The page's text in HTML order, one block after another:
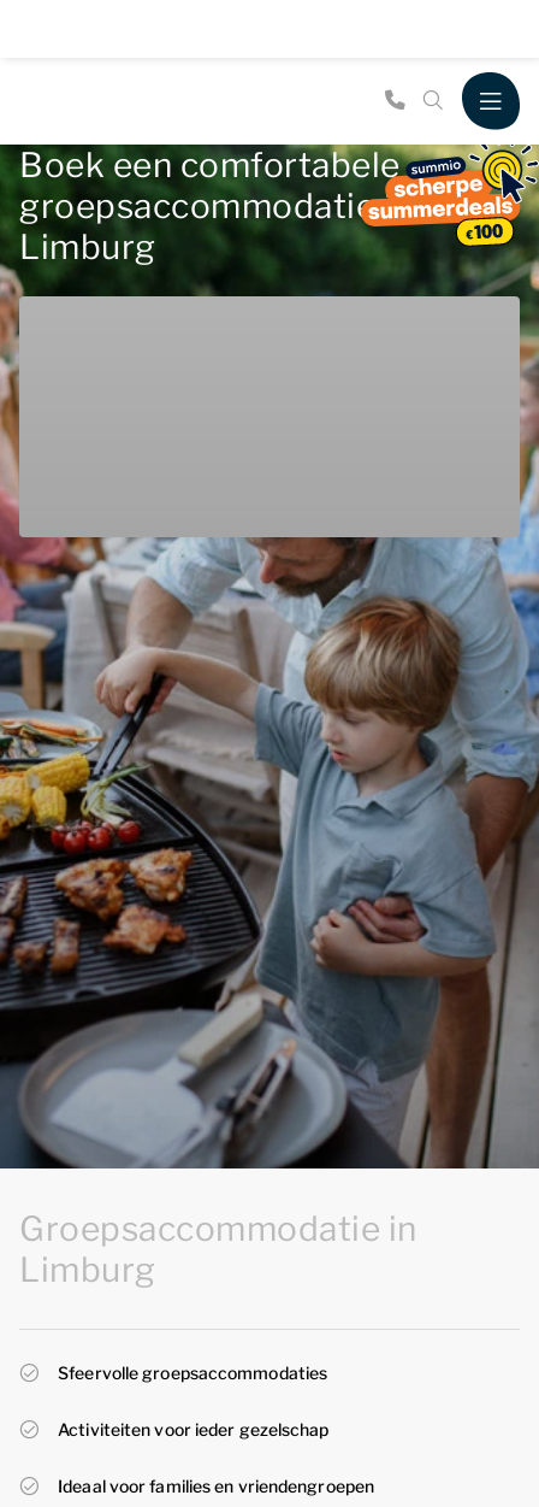
Boek een comfortabele
groepsaccommodatie in
Limburg
Groepsaccommodatie in
Limburg
Sfeervolle groepsaccommodaties
Activiteiten voor ieder gezelschap
Ideaal voor families en vriendengroepen